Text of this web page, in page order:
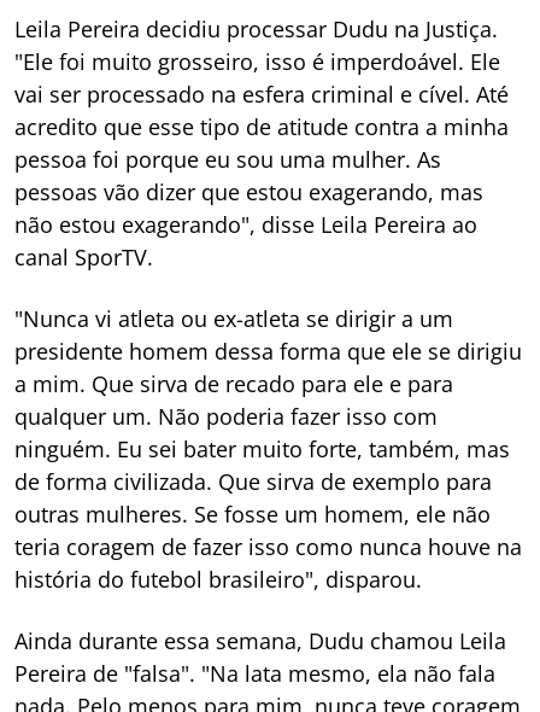
Leila Pereira decidiu processar Dudu na Justiça.
"Ele foi muito grosseiro, isso é imperdoável. Ele
vai ser processado na esfera criminal e cível. Até
acredito que esse tipo de atitude contra a minha
pessoa foi porque eu sou uma mulher. As
pessoas vão dizer que estou exagerando, mas
não estou exagerando", disse Leila Pereira ao
canal SporTV.
"Nunca vi atleta ou ex-atleta se dirigir a um
presidente homem dessa forma que ele se dirigiu
a mim. Que sirva de recado para ele e para
qualquer um. Não poderia fazer isso com
ninguém. Eu sei bater muito forte, também, mas
de forma civilizada. Que sirva de exemplo para
outras mulheres. Se fosse um homem, ele não
teria coragem de fazer isso como nunca houve na
história do futebol brasileiro", disparou.
Ainda durante essa semana, Dudu chamou Leila
Pereira de "falsa". "Na lata mesmo, ela não fala